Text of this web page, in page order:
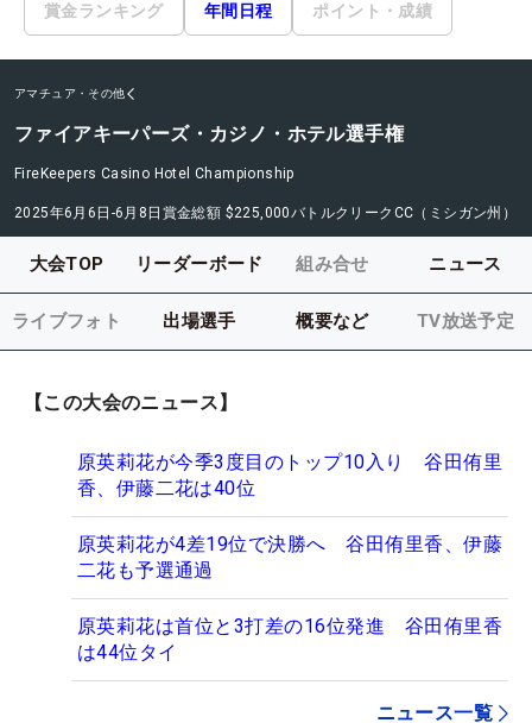
賞金ランキング 年間日程 ポイント・成績
アマチュア・その他
ファイアキーパーズ・カジノ・ホテル選手権
FireKeepers Casino Hotel Championship
2025年6月6日-6月8日 賞金総額 $225,000バトルクリークCC（ミシガン州）
大会TOP リーダーボード 組み合せ ニュース
ライブフォト 出場選手 概要など TV放送予定
【この大会のニュース】
原英莉花が今季3度目のトップ10入り 谷田侑里
香、伊藤二花は40位
原英莉花が4差19位で決勝へ 谷田侑里香、伊藤
二花も予選通過
原英莉花は首位と3打差の16位発進 谷田侑里香
は44位タイ
ニュース一覧